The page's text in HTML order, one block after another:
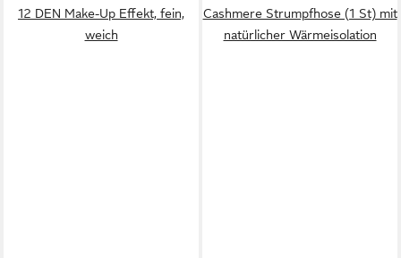
12 DEN Make-Up Effekt, fein,
weich
Cashmere Strumpfhose (1 St) mit
natürlicher Wärmeisolation